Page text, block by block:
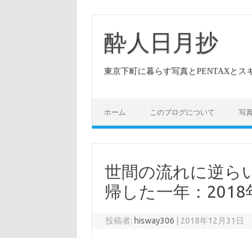
酔人日月抄
東京下町に暮らす写真とPENTAXとス
ホーム このブログについて 写
世間の流れに逆ら
帰した一年：2018
投稿者: hisway306 2018年12月31日